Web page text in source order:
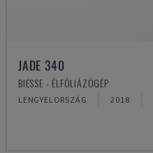
JADE 340
BIESSE - ÉLFÓLIÁZÓGÉP
LENGYELORSZÁG 2018